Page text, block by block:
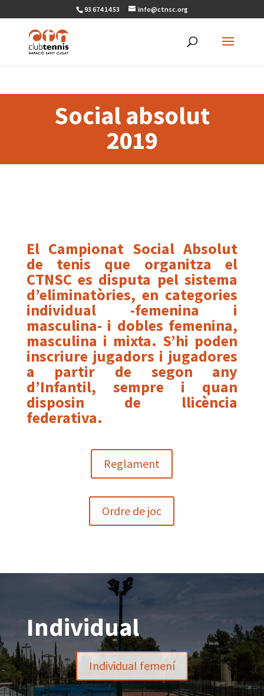
93 674 14 53 info@ctnsc.org
Social absolut
2019
El Campionat Social Absolut
de tenis que organitza el
CTNSC es disputa pel sistema
d’eliminatòries, en categories
individual -femenina i
masculina- i dobles femenina,
masculina i mixta. S’hi poden
inscriure jugadors i jugadores
a partir de segon any
d’Infantil, sempre i quan
disposin de llicència
federativa.
Reglament
Ordre de joc
Individual
Individual femení